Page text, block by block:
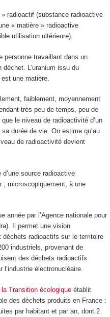
radioactif (substance radioactive
« matière » radioactive
utilisation ultérieure).
personne travaillant dans un
L’uranium issu du
une matière.
faiblement, moyennement
très peu de temps, peu de
le niveau de radioactivité d’un
durée de vie. On estime qu’au
de radioactivité devient
source radioactive
; microscopiquement, à une
année par l’Agence nationale pour
Il permet une vision
radioactifs sur le territoire
industriels, provenant de
des déchets radioactifs
l’industrie électronucléaire.
Transition écologiqueétablit
des déchets produits en France :
par habitant et par an, dont 2